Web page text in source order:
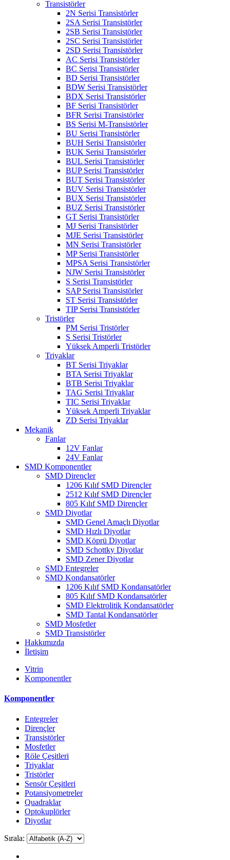
Transistörler
2N Serisi Transistörler
2SA Serisi Transistörler
2SB Serisi Transistörler
2SC Serisi Transistörler
2SD Serisi Transistörler
AC Serisi Transistörler
BC Serisi Transistörler
BD Serisi Transistörler
BDW Serisi Transistörler
BDX Serisi Transistörler
BF Serisi Transistörler
BFR Serisi Transistörler
BS Serisi M-Transistörler
BU Serisi Transistörler
BUH Serisi Transistörler
BUK Serisi Transistörler
BUL Serisi Transistörler
BUP Serisi Transistörler
BUT Serisi Transistörler
BUV Serisi Transistörler
BUX Serisi Transistörler
BUZ Serisi Transistörler
GT Serisi Transistörler
MJ Serisi Transistörler
MJE Serisi Transistörler
MN Serisi Transistörler
MP Serisi Transistörler
MPSA Serisi Transistörler
NJW Serisi Transistörler
S Serisi Transistörler
SAP Serisi Transistörler
ST Serisi Transistörler
TIP Serisi Transistörler
Tristörler
PM Serisi Tristörler
S Serisi Tristörler
Yüksek Amperli Tristörler
Triyaklar
BT Serisi Triyaklar
BTA Serisi Triyaklar
BTB Serisi Triyaklar
TAG Serisi Triyaklar
TIC Serisi Triyaklar
Yüksek Amperli Triyaklar
ZD Serisi Triyaklar
Mekanik
Fanlar
12V Fanlar
24V Fanlar
SMD Komponentler
SMD Dirençler
1206 Kılıf SMD Dirençler
2512 Kılıf SMD Dirençler
805 Kılıf SMD Dirençler
SMD Diyotlar
SMD Genel Amaçlı Diyotlar
SMD Hızlı Diyotlar
SMD Köprü Diyotlar
SMD Schottky Diyotlar
SMD Zener Diyotlar
SMD Entegreler
SMD Kondansatörler
1206 Kılıf SMD Kondansatörler
805 Kılıf SMD Kondansatörler
SMD Elektrolitik Kondansatörler
SMD Tantal Kondansatörler
SMD Mosfetler
SMD Transistörler
Hakkımızda
İletişim
Vitrin
Komponentler
Komponentler
Entegreler
Dirençler
Transistörler
Mosfetler
Röle Çeşitleri
Triyaklar
Tristörler
Sensör Çeşitleri
Potansiyometreler
Quadraklar
Optokuplörler
Diyotlar
Sırala: